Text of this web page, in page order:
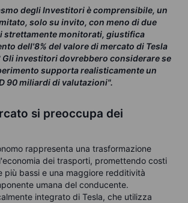
degli Investitori è comprensibile, un
solo su invito, con meno di due
strettamente monitorati, giustifica
dell'8% del valore di mercato di Tesla
Gli investitori dovrebbero considerare se
supporta realisticamente un
90 miliardi di valutazioni".
si preoccupa dei
rappresenta una trasformazione
dei trasporti, promettendo costi
più bassi e una maggiore redditività
umana del conducente.
integrato di Tesla, che utilizza